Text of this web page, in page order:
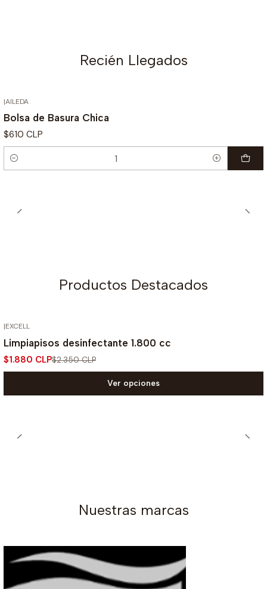
Recién Llegados
|AILEDA
Bolsa de Basura Chica
$610 CLP
Cantidad
Productos Destacados
|EXCELL
Limpiapisos desinfectante 1.800 cc
$1.880 CLP$2.350 CLP
Ver opciones
Nuestras marcas